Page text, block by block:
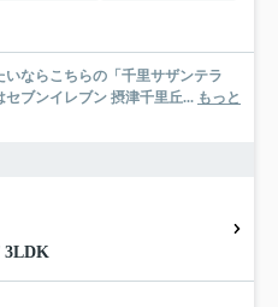
ならこちらの「千里サザンテラ
ブンイレブン 摂津千里丘... もっと
3LDK